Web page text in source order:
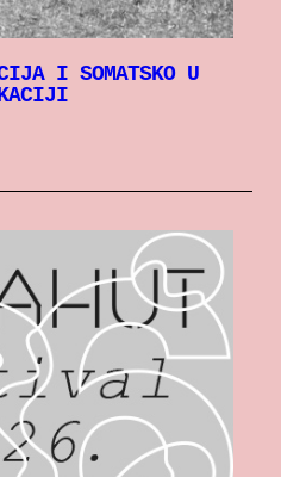
I SOMATSKO U